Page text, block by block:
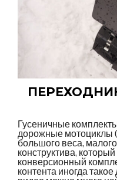
Гусеничные
дорожные мотоциклы
большого веса,
конструктива,
конверсионный
контента иногда